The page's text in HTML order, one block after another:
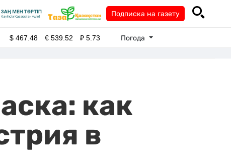
Подписка на газету
$467.48 €539.52 ₽5.73 Погода
как
в